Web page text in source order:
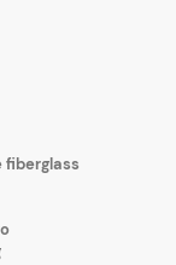
fiberglass